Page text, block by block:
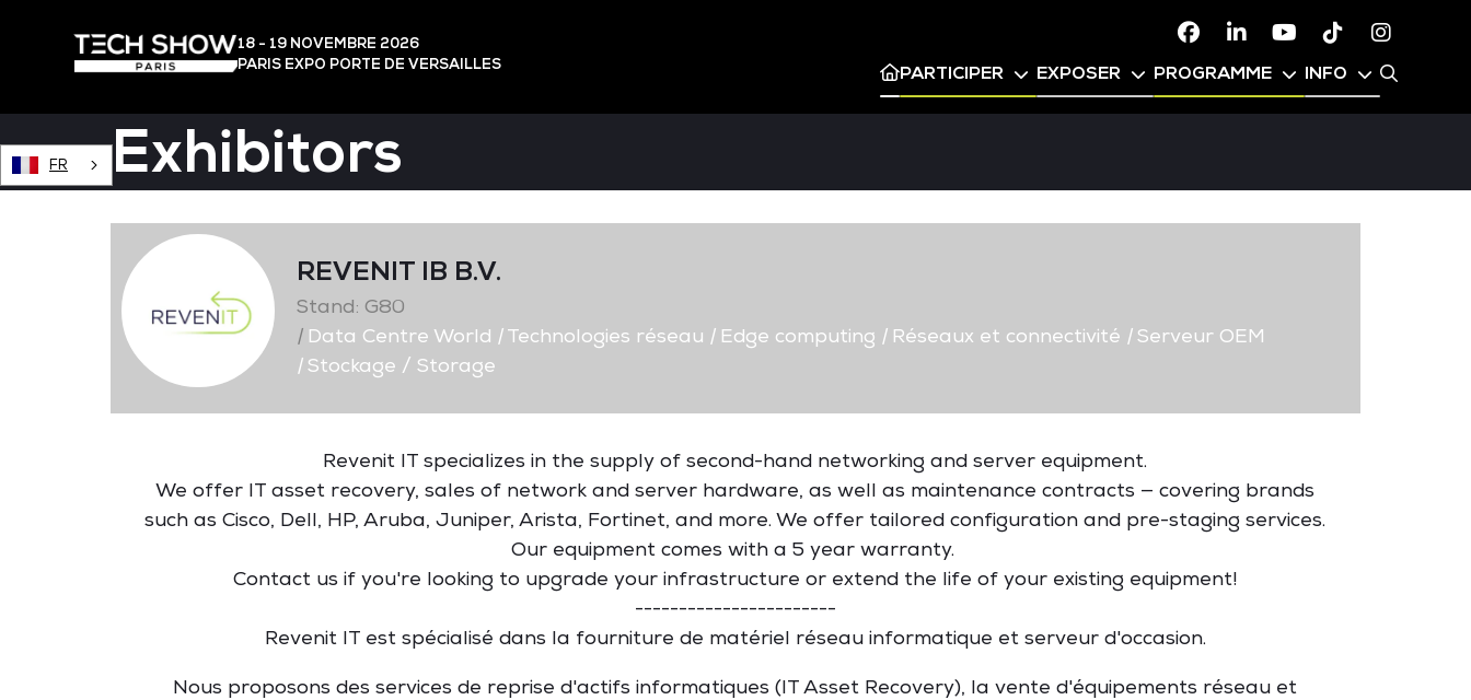
18 - 19 NOVEMBRE 2026
PARIS EXPO PORTE DE VERSAILLES
FacebookLinkedinYoutubeTikTok
PARTICIPER EXPOSER PROGRAMME INFO
FR Exhibitors
REVENIT IB B.V.
Stand: G80
|Data Centre World |Technologies réseau |Edge computing |Réseaux et connectivité |Serveur OEM
|Stockage / Storage
Revenit IT specializes in the supply of second-hand networking and server equipment.
We offer IT asset recovery, sales of network and server hardware, as well as maintenance contracts — covering brands
such as Cisco, Dell, HP, Aruba, Juniper, Arista, Fortinet, and more. We offer tailored configuration and pre-staging services.
Our equipment comes with a 5 year warranty.
Contact us if you're looking to upgrade your infrastructure or extend the life of your existing equipment!
-----------------------
Revenit IT est spécialisé dans la fourniture de matériel réseau informatique et serveur d'occasion.
Nous proposons des services de reprise d'actifs informatiques (IT Asset Recovery), la vente d'équipements réseau et